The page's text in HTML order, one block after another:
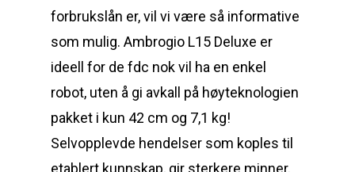
forbrukslån er, vil vi være så informative
som mulig. Ambrogio L15 Deluxe er
ideell for de fdc nok vil ha en enkel
robot, uten å gi avkall på høyteknologien
pakket i kun 42 cm og 7,1 kg!
Selvopplevde hendelser som koples til
etablert kunnskap, gir sterkere minner.